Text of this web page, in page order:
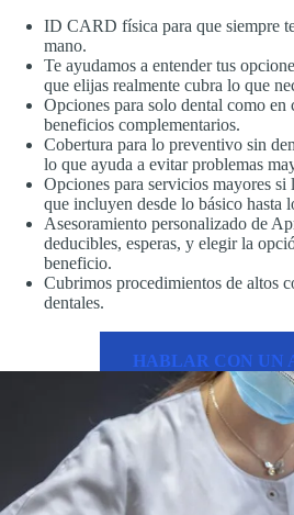
ID CARD física para que siempre
mano.
Te ayudamos a entender tus
que elijas realmente cubra lo que
Opciones para solo dental como
beneficios complementarios.
Cobertura para lo preventivo sin
lo que ayuda a evitar problemas
Opciones para servicios mayores si
que incluyen desde lo básico hasta
Asesoramiento personalizado de
deducibles, esperas, y elegir la
beneficio.
Cubrimos procedimientos de altos
dentales.
HABLAR CON UN